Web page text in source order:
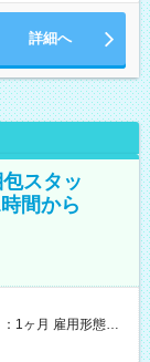
詳細へ
スタッ
間から
1ヶ月 雇用形態、